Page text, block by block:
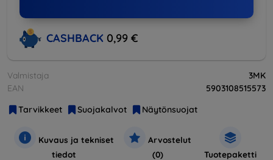
CASHBACK 0,99 €
Valmistaja
3MK
EAN
5903108515573
Tarvikkeet
Suojakalvot Näytönsuojat
Kuvaus ja tekniset
tiedot
Arvostelut
(0)
Tuotepaketti